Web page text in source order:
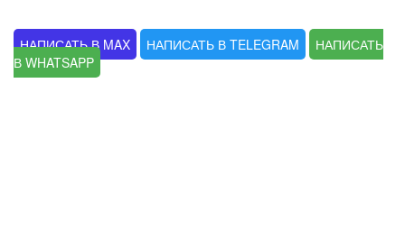
НАПИСАТЬ В MAX НАПИСАТЬ В TELEGRAM
НАПИСАТЬ
В WHATSAPP